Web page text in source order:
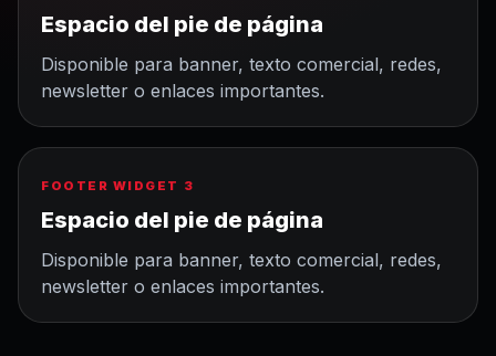
Espacio del pie de página
Disponible para banner, texto comercial, redes,
newsletter o enlaces importantes.
FOOTER WIDGET 3
Espacio del pie de página
Disponible para banner, texto comercial, redes,
newsletter o enlaces importantes.